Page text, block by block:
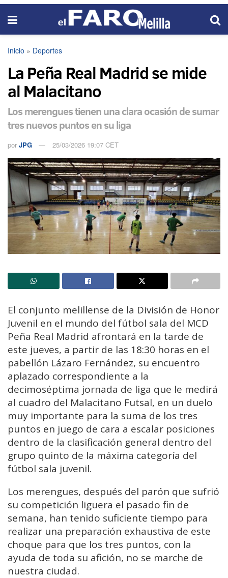
Inicio » Deportes
La Peña Real Madrid se mide
al Malacitano
Los merengues tienen una clara ocasión de sumar
tres nuevos puntos en su liga
por JPG 25/03/2026 19:07 CET
El conjunto melillense de la División de Honor
Juvenil en el mundo del fútbol sala del MCD
Peña Real Madrid afrontará en la tarde de
este jueves, a partir de las 18:30 horas en el
pabellón Lázaro Fernández, su encuentro
aplazado correspondiente a la
decimoséptima jornada de liga que le medirá
al cuadro del Malacitano Futsal, en un duelo
muy importante para la suma de los tres
puntos en juego de cara a escalar posiciones
dentro de la clasificación general dentro del
grupo quinto de la máxima categoría del
fútbol sala juvenil.
Los merengues, después del parón que sufrió
su competición liguera el pasado fin de
semana, han tenido suficiente tiempo para
realizar una preparación exhaustiva de este
choque para que los tres puntos, con la
ayuda de toda su afición, no se marche de
nuestra ciudad.